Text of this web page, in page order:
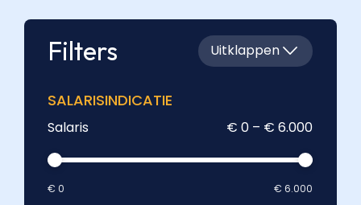
Filters Uitklappen
SALARISINDICATIE
Salaris € 0 – € 6.000
€ 0 € 6.000